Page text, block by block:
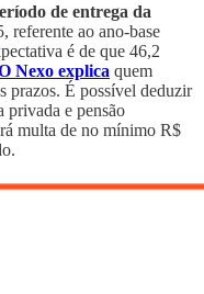
de entrega da
referente ao ano-base
é de que 46,2
Nexo explica quem
prazos. É possível deduzir
privada e pensão
multa de no mínimo R$